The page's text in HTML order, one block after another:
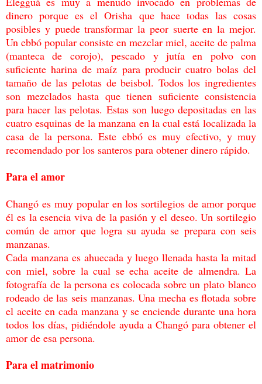
dinero porque es el Orisha que hace todas las cosas
posibles y puede transformar la peor suerte en la mejor.
Un ebbó popular consiste en mezclar miel, aceite de palma
(manteca de corojo), pescado y jutía en polvo con
suficiente harina de maíz para producir cuatro bolas del
tamaño de las pelotas debeisbol. Todos los ingredientes
son mezclados hasta que tienen suficiente consistencia
parahacer las pelotas. Estas son luego depositadas en las
cuatro esquinas de la manzana en lacual está localizada la
casa de la persona. Este ebbó es muy efectivo, y muy
recomendado por los santeros para obtener dinero rápido.
Para el amor
Changó es muy popular en los sortilegios de amor porque
él es la esencia viva de la pasión y el deseo. Un sortilegio
común de amor que logra su ayuda se prepara con seis
manzanas.
Cada manzana es ahuecada y luego llenada hasta la mitad
con miel, sobre la cual se echa aceite de almendra. La
fotografía de la persona es colocada sobre un plato blanco
rodeado de las seis manzanas. Una mecha es flotada sobre
el aceite en cada manzana y se enciendedurante una hora
todos los días, pidiéndole ayuda a Changó para obtener el
amor de esa persona.
Para el matrimonio